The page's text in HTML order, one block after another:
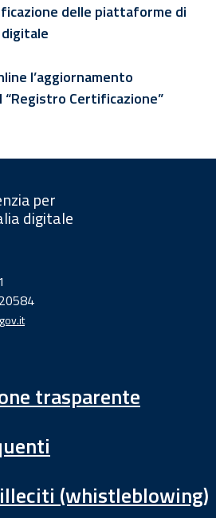
delle piattaforme di
l’aggiornamento
“Registro Certificazione”
per
digitale
trasparente
(whistleblowing)